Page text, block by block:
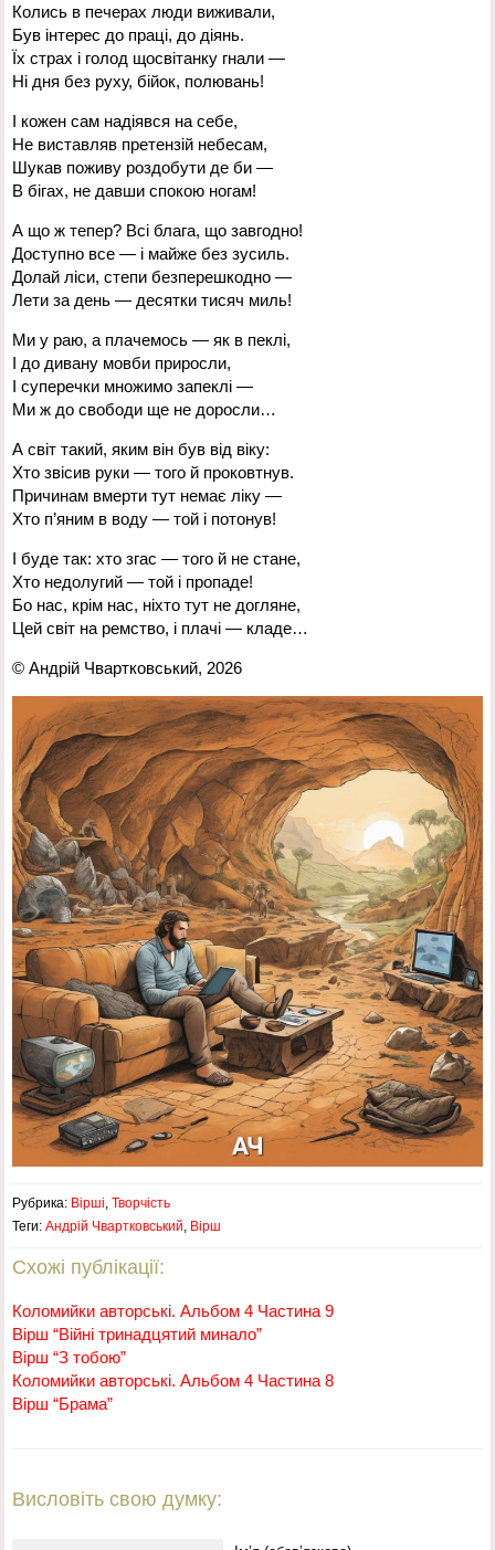
Колись в печерах люди виживали,
Був інтерес до праці, до діянь.
Їх страх і голод щосвітанку гнали —
Ні дня без руху, бійок, полювань!
І кожен сам надіявся на себе,
Не виставляв претензій небесам,
Шукав поживу роздобути де би —
В бігах, не давши спокою ногам!
А що ж тепер? Всі блага, що завгодно!
Доступно все — і майже без зусиль.
Долай ліси, степи безперешкодно —
Лети за день — десятки тисяч миль!
Ми у раю, а плачемось — як в пеклі,
І до дивану мовби приросли,
І суперечки множимо запеклі —
Ми ж до свободи ще не доросли…
А світ такий, яким він був від віку:
Хто звісив руки — того й проковтнув.
Причинам вмерти тут немає ліку —
Хто п’яним в воду — той і потонув!
І буде так: хто згас — того й не стане,
Хто недолугий — той і пропаде!
Бо нас, крім нас, ніхто тут не догляне,
Цей світ на ремство, і плачі — кладе…
© Андрій Чвартковський, 2026
Рубрика: Вірші,Творчість
Теги:Андрій Чвартковський, Вірш
Схожі публікації:
Коломийки авторські. Альбом 4 Частина 9
Вірш “Війні тринадцятий минало”
Вірш “З тобою”
Коломийки авторські. Альбом 4 Частина 8
Вірш “Брама”
Висловіть свою думку: